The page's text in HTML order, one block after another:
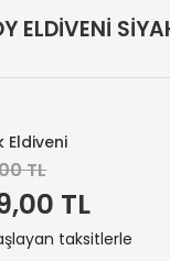
ELDİVENİ
Eldiveni
TL
TL
taksitlerle